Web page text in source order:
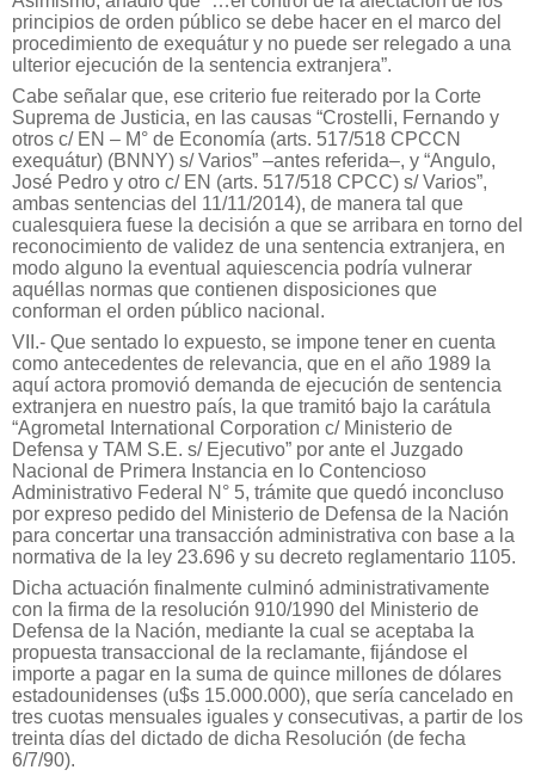
principios de orden público se debe hacer en el marco del
procedimiento de exequátur y no puede ser relegado a una
ulterior ejecución de la sentencia extranjera”.
Cabe señalar que, ese criterio fue reiterado por la Corte
Suprema de Justicia, en las causas “Crostelli, Fernando y
otros c/ EN – M° de Economía (arts. 517/518 CPCCN
exequátur) (BNNY) s/ Varios” –antes referida–, y “Angulo,
José Pedro y otro c/ EN (arts. 517/518 CPCC) s/ Varios”,
ambas sentencias del 11/11/2014), de manera tal que
cualesquiera fuese la decisión a que se arribara en torno del
reconocimiento de validez de una sentencia extranjera, en
modo alguno la eventual aquiescencia podría vulnerar
aquéllas normas que contienen disposiciones que
conforman el orden público nacional.
VII.- Que sentado lo expuesto, se impone tener en cuenta
como antecedentes de relevancia, que en el año 1989 la
aquí actora promovió demanda de ejecución de sentencia
extranjera en nuestro país, la que tramitó bajo la carátula
“Agrometal International Corporation c/ Ministerio de
Defensa y TAM S.E. s/ Ejecutivo” por ante el Juzgado
Nacional de Primera Instancia en lo Contencioso
Administrativo Federal N° 5, trámite que quedó inconcluso
por expreso pedido del Ministerio de Defensa de la Nación
para concertar una transacción administrativa con base a la
normativa de la ley 23.696 y su decreto reglamentario 1105.
Dicha actuación finalmente culminó administrativamente
con la firma de la resolución 910/1990 del Ministerio de
Defensa de la Nación, mediante la cual se aceptaba la
propuesta transaccional de la reclamante, fijándose el
importe a pagar en la suma de quince millones de dólares
estadounidenses (u$s 15.000.000), que sería cancelado en
tres cuotas mensuales iguales y consecutivas, a partir de los
treinta días del dictado de dicha Resolución (de fecha
6/7/90).